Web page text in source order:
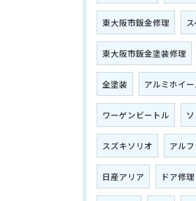
東大阪市鈑金修理
東大阪市鈑金塗装修理
全塗装 アルミホイ
ワーゲンビートル
スズキソリオ アル
日産アリア ドア修理